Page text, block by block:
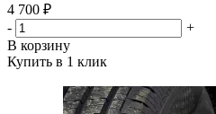
4 700 ₽
-
+
В корзину
Купить в 1 клик